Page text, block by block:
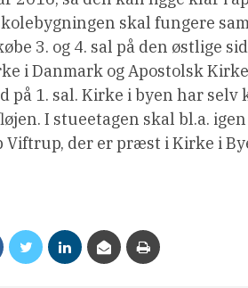
skal fungere
3. og 4. sal på den østlige
i Danmark og Apostolsk
på 1. sal. Kirke i byen har selv
I stueetagen skal bl.a.
Viftrup, der er præst i Kirke i